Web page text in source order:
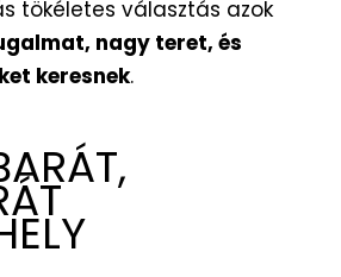
tökéletes választás azok
nagy teret, és
keresnek.